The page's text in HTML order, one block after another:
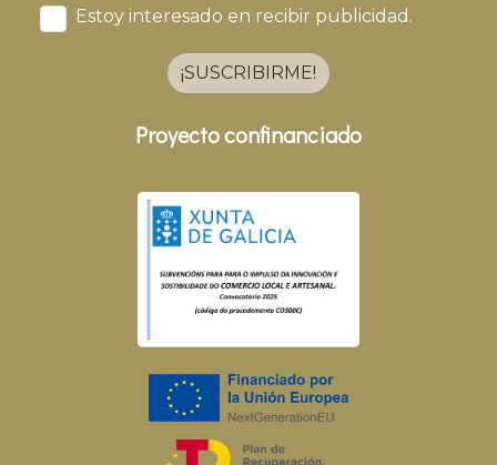
Estoy interesado en recibir publicidad.
¡SUSCRIBIRME!
Proyecto confinanciado